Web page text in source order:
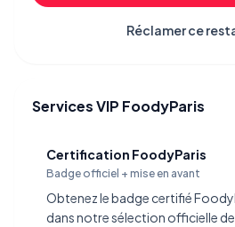
Réclamer ce
Services VIP FoodyParis
Certification FoodyParis
Badge officiel + mise en avant
Obtenez le badge certifié
dans notre sélection officielle